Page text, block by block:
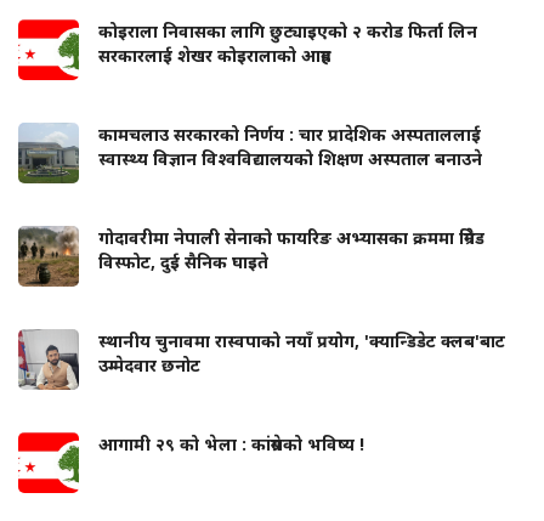
कोइराला निवासका लागि छुट्याइएको २ करोड फिर्ता लिन
सरकारलाई शेखर कोइरालाको आग्रह
कामचलाउ सरकारको निर्णय : चार प्रादेशिक अस्पताललाई
स्वास्थ्य विज्ञान विश्वविद्यालयको शिक्षण अस्पताल बनाउने
गोदावरीमा नेपाली सेनाको फायरिङ अभ्यासका क्रममा ग्रिनेड
विस्फोट, दुई सैनिक घाइते
स्थानीय चुनावमा रास्वपाको नयाँ प्रयोग, 'क्यान्डिडेट क्लब'बाट
उम्मेदवार छनोट
आगामी २९ को भेला : कांग्रेसको भविष्य !